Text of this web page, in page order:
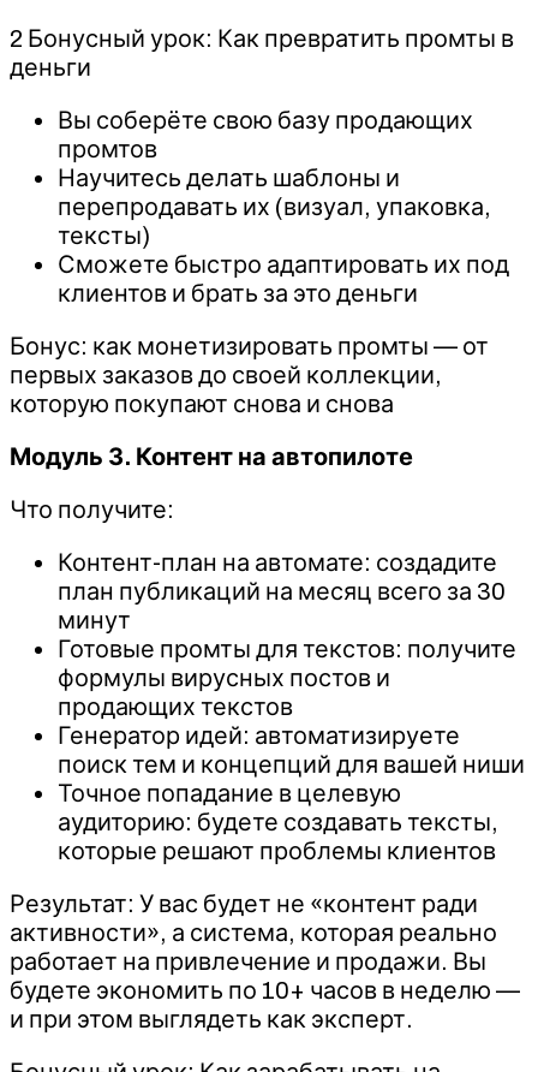
2 Бонусный урок: Как превратить промты в
деньги
Вы соберёте свою базу продающих
промтов
Научитесь делать шаблоны и
перепродавать их (визуал, упаковка,
тексты)
Сможете быстро адаптировать их под
клиентов и брать за это деньги
Бонус: как монетизировать промты — от
первых заказов до своей коллекции,
которую покупают снова и снова
Модуль З. Контент на автопилоте
Что получите:
Контент-план на автомате: создадите
план публикаций на месяц всего за 30
минут
Готовые промты для текстов: получите
формулы вирусных постов и
продающих текстов
Генератор идей: автоматизируете
поиск тем и концепций для вашей ниши
Точное попадание в целевую
аудиторию: будете создавать тексты,
которые решают проблемы клиентов
Результат: У вас будет не «контент ради
активности», а система, которая реально
работает на привлечение и продажи. Вы
будете экономить по 10+ часов в неделю —
и при этом выглядеть как эксперт.